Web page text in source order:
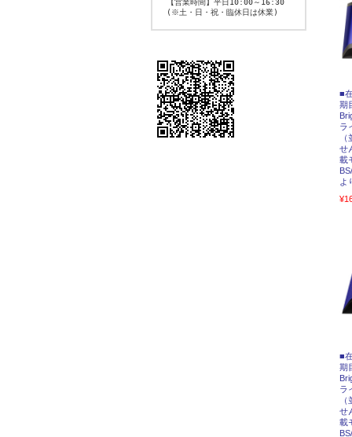
■
期
ラ
せ
載
よ
■
期
ラ
せ
載
(※土・日・祝・臨休日は休業)